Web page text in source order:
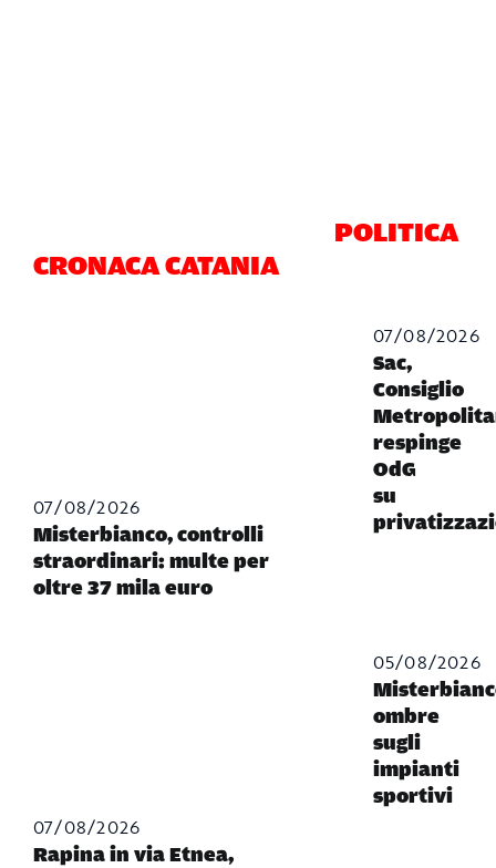
CRONACA CATANIA
07/08/2026
Misterbianco, controlli
straordinari: multe per
oltre 37 mila euro
07/08/2026
Rapina in via Etnea,
POLITICA
07/08/2026
Sac,
Consiglio
respinge
OdG
su
05/08/2026
ombre
sugli
impianti
sportivi